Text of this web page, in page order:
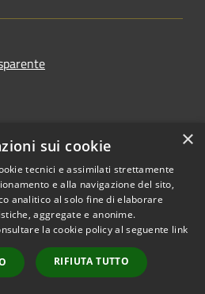
Copyright © 2026 • Comune di
Pompiano • Powered by
Municipium•
Accesso
redazione
×
sui cookie
tecnici e assimilati strettamente
e alla navigazione del sito,
analitico al solo fine di elaborare
aggregate e anonime.
la cookie policy al seguente link
RIFIUTA TUTTO